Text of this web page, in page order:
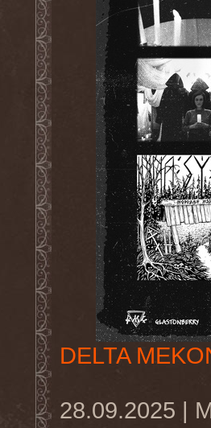
DELTA
28.09.2025 |